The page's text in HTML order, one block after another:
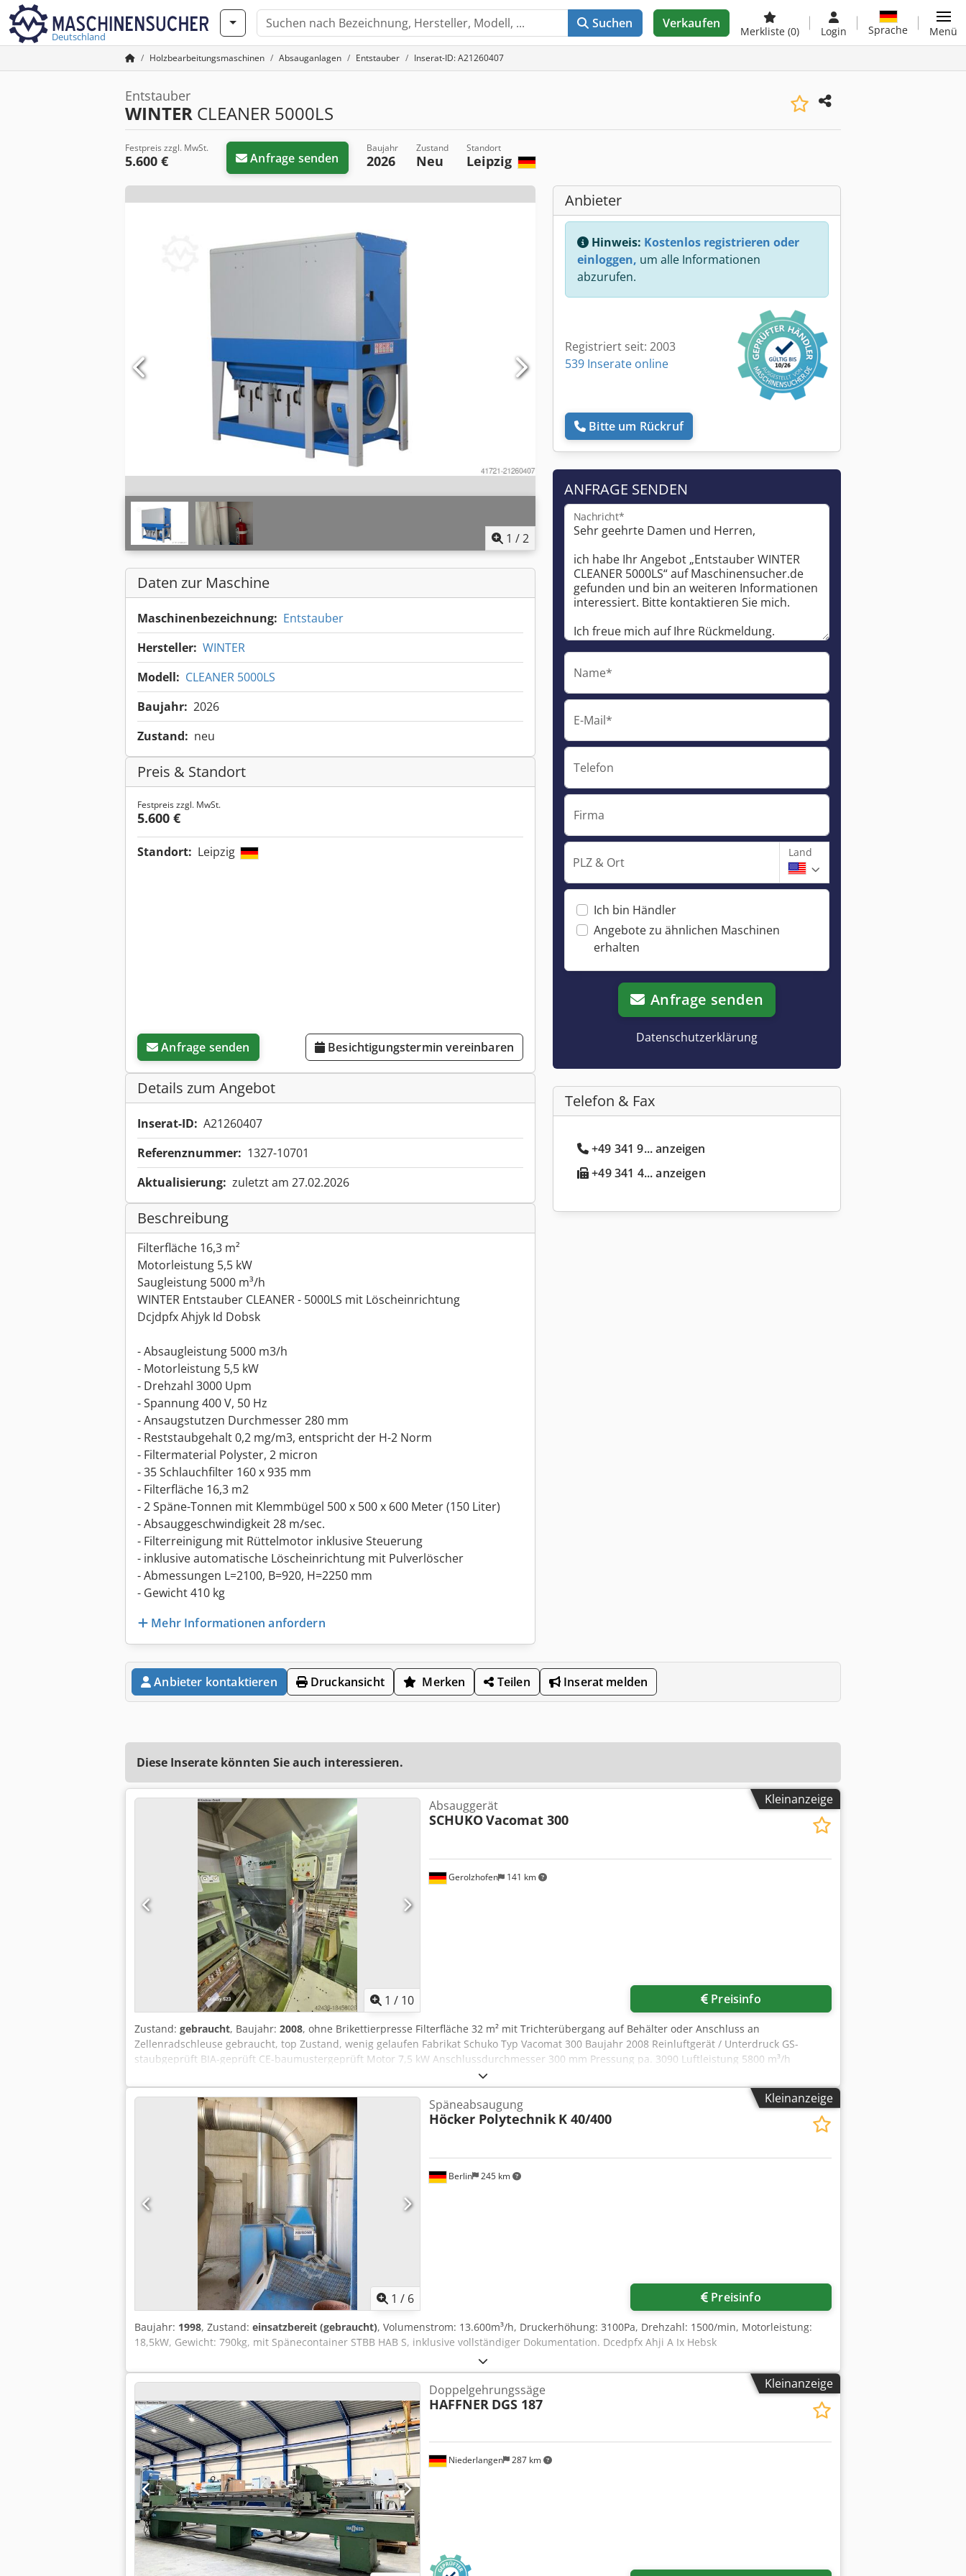
Deutschland
Suchen Verkaufen
Merkliste (0) Login Sprache Menü
Holzbearbeitungsmaschinen Absauganlagen Entstauber Inserat-ID: A21260407
Entstauber
WINTER CLEANER 5000LS
Festpreis zzgl. MwSt.
5.600 € Anfrage senden
Baujahr
2026
Zustand
Neu
Standort
Leipzig
1 /2
Daten zur Maschine
Maschinenbezeichnung: Entstauber
Hersteller: WINTER
Modell: CLEANER 5000LS
Baujahr: 2026
Zustand: neu
Preis & Standort
Festpreis zzgl. MwSt.
5.600 €
Standort: Leipzig
Anfrage senden Besichtigungstermin vereinbaren
Details zum Angebot
Inserat-ID: A21260407
Referenznummer: 1327-10701
Aktualisierung: zuletzt am 27.02.2026
Beschreibung
Filterfläche 16,3 m²
Motorleistung 5,5 kW
Saugleistung 5000 m³/h
WINTER Entstauber CLEANER - 5000LS mit Löscheinrichtung
Dcjdpfx Ahjyk Id Dobsk
- Absaugleistung 5000 m3/h
- Motorleistung 5,5 kW
- Drehzahl 3000 Upm
- Spannung 400 V, 50 Hz
- Ansaugstutzen Durchmesser 280 mm
- Reststaubgehalt 0,2 mg/m3, entspricht der H-2 Norm
- Filtermaterial Polyster, 2 micron
- 35 Schlauchfilter 160 x 935 mm
- Filterfläche 16,3 m2
- 2 Späne-Tonnen mit Klemmbügel 500 x 500 x 600 Meter (150 Liter)
- Absauggeschwindigkeit 28 m/sec.
- Filterreinigung mit Rüttelmotor inklusive Steuerung
- inklusive automatische Löscheinrichtung mit Pulverlöscher
- Abmessungen L=2100, B=920, H=2250 mm
- Gewicht 410 kg
Mehr Informationen anfordern
Anbieter
Hinweis: Kostenlos registrieren oder
einloggen, um alle Informationen
abzurufen.
Registriert seit: 2003
539 Inserate online
Bitte um Rückruf
ANFRAGE SENDEN
Nachricht*
Name*
E-Mail*
Telefon
Firma
PLZ & Ort
Land
Ich bin Händler
Angebote zu ähnlichen Maschinen
erhalten
Anfrage senden
Datenschutzerklärung
Telefon & Fax
+49 341 9... anzeigen
+49 341 4... anzeigen
Anbieter kontaktieren Druckansicht Merken Teilen Inserat melden
Diese Inserate könnten Sie auch interessieren.
Kleinanzeige
1 / 10
Gerolzhofen 141 km
Absauggerät
SCHUKOVacomat 300
Preisinfo
Zustand: gebraucht, Baujahr: 2008, ohne Brikettierpresse Filterfläche 32 m² mit Trichterübergang auf Behälter oder Anschluss an
Zellenradschleuse gebraucht, top Zustand, wenig gelaufen Fabrikat Schuko Typ Vacomat 300 Baujahr 2008 Reinluftgerät / Unterdruck GS-
staubgeprüft BIA-geprüft CE-baumustergeprüft Motor 7,5 kW Anschlussdurchmesser 300 mm Pressung pa. 3090 Luftleistung 5800 m³/h
Steuerung Filterdruckwächter Löscheinrichtung Pulverlöscher Neupreis ca. 17.000,00 EUR Dodpfovxlqmsx Ahbeck Platzbedarf ca. 3600 x 1590 x
2550 mm / 4400 ohne Trichter Lagerort 97447 Gerolzhofen, frei verladen, unverpackt Übergabe im Istzustand wie besichtigt, ohne Garantie und
Gewährleistung
Kleinanzeige
1 / 6
Berlin 245 km
Späneabsaugung
Höcker Polytechnik K 40/400
Preisinfo
Baujahr: 1998, Zustand: einsatzbereit (gebraucht), Volumenstrom: 13.600m³/h, Druckerhöhung: 3100Pa, Drehzahl: 1500/min, Motorleistung:
18,5kW, Gewicht: 790kg, mit Spänecontainer STBB HAB S, inklusive vollständiger Dokumentation. Dcedpfx Ahji A Ix Hebsk
Kleinanzeige
Niederlangen 287 km
Doppelgehrungssäge
HAFFNER DGS 187